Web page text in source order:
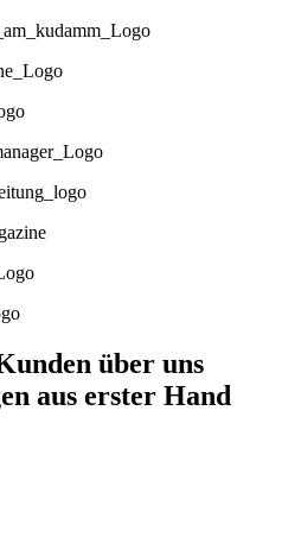
über uns
aus erster Hand